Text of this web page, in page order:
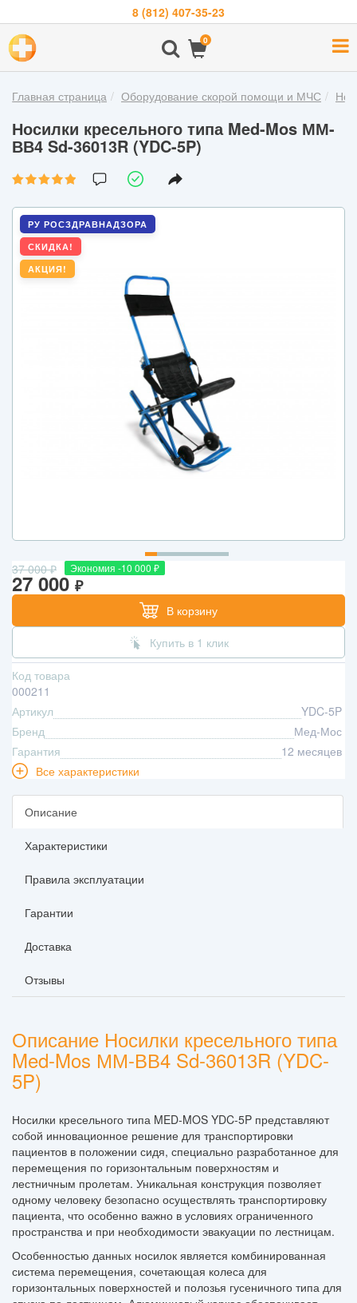
8 (812) 407-35-23
0
О
компании
Бренды
Покупателям
Контакты
Войти
Главная страница Оборудование скорой помощи и МЧС
Носилки кресельного типа Med-Mos ММ-
ВВ4 Sd-36013R (YDC-5P)
РУ РОСЗДРАВНАДЗОРА
СКИДКА!
АКЦИЯ!
37 000₽ Экономия -10 000 ₽
27 000 ₽
В корзину
Купить в 1 клик
Код товара
000211
Артикул
YDC-5P
Бренд
Мед-Мос
Гарантия
12 месяцев
Все характеристики
Описание
Характеристики
Правила эксплуатации
Гарантии
Доставка
Отзывы
Описание Носилки кресельного типа
Med-Mos ММ-ВВ4 Sd-36013R (YDC-
5P)
Носилки кресельного типа MED-MOS YDC-5P представляют
собой инновационное решение для транспортировки
пациентов в положении сидя, специально разработанное для
перемещения по горизонтальным поверхностям и
лестничным пролетам. Уникальная конструкция позволяет
одному человеку безопасно осуществлять транспортировку
пациента, что особенно важно в условиях ограниченного
пространства и при необходимости эвакуации по лестницам.
Особенностью данных носилок является комбинированная
система перемещения, сочетающая колеса для
горизонтальных поверхностей и полозья гусеничного типа для